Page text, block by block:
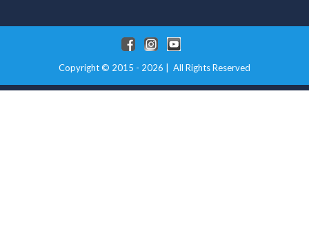
Copyright © 2015 - 2026 | All Rights Reserved